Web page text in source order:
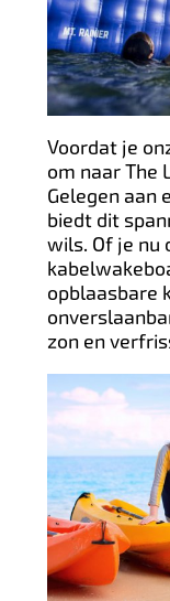
Voordat je
om naar The
Gelegen aan
biedt dit
wils. Of je nu
opblaasbare
zon en